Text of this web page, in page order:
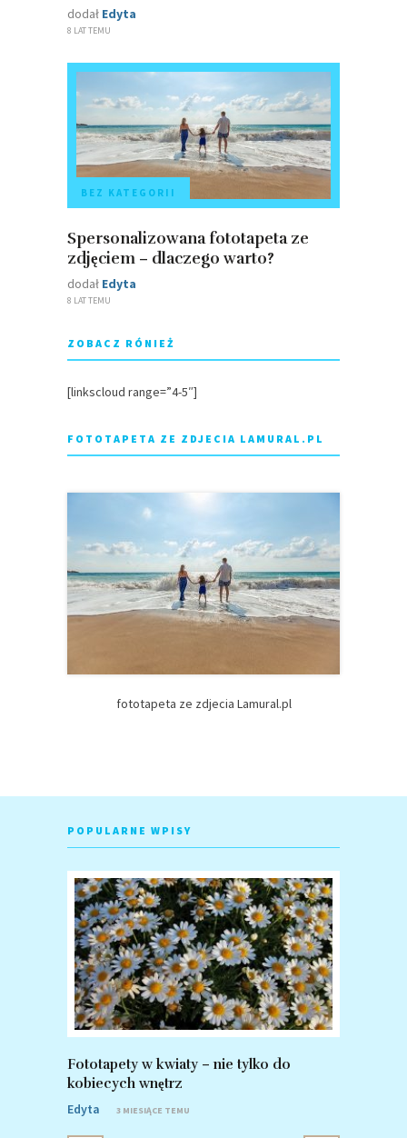
dodał Edyta
8 LAT TEMU
BEZ KATEGORII
Spersonalizowana fototapeta ze
zdjęciem – dlaczego warto?
dodał Edyta
8 LAT TEMU
ZOBACZ RÓNIEŻ
[linkscloud range=”4-5″]
FOTOTAPETA ZE ZDJECIA LAMURAL.PL
fototapeta ze zdjecia Lamural.pl
POPULARNE WPISY
Fototapety w kwiaty – nie tylko do
kobiecych wnętrz
Edyta
3 MIESIĄCE TEMU